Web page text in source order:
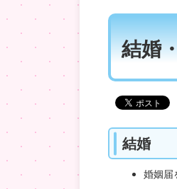
結婚
結婚
婚姻届